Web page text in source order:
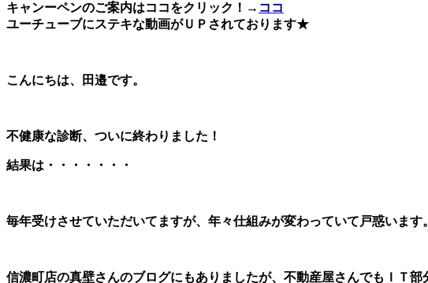
キャンーペンのご案内はココをクリック！→ ココ
ユーチューブにステキな動画がＵＰされております★
こんにちは、田邉です。
不健康な診断、ついに終わりました！
結果は・・・・・・・
毎年受けさせていただいてますが、年々仕組みが変わっていて戸惑います。
信濃町店の真壁さんのブログにもありましたが、不動産屋さんでもＩＴ部